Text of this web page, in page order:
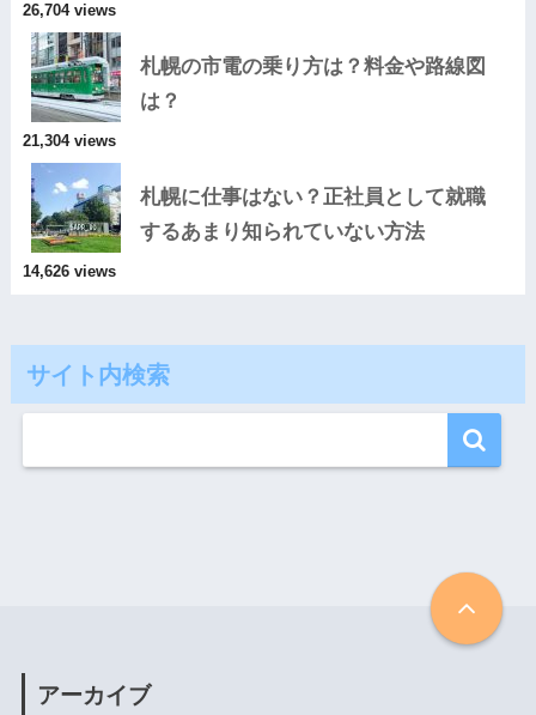
26,704 views
札幌の市電の乗り方は？料金や路線図
は？
21,304 views
札幌に仕事はない？正社員として就職
するあまり知られていない方法
14,626 views
サイト内検索
アーカイブ